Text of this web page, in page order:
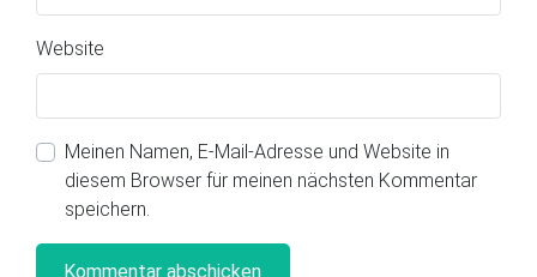
Website
Meinen Namen, E-Mail-Adresse und Website in
diesem Browser für meinen nächsten Kommentar
speichern.